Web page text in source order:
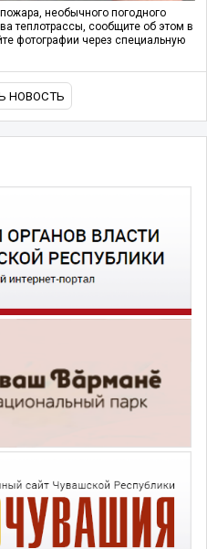
необычного погодного
теплотрассы, сообщите об этом в
фотографии через специальную
НОВОСТЬ